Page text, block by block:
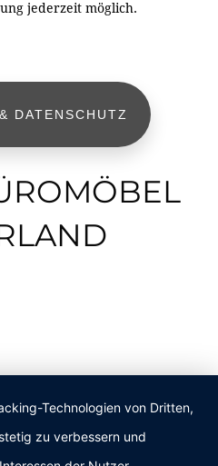
jederzeit möglich.
DATENSCHUTZ
Technologien von Dritten,
zu verbessern und